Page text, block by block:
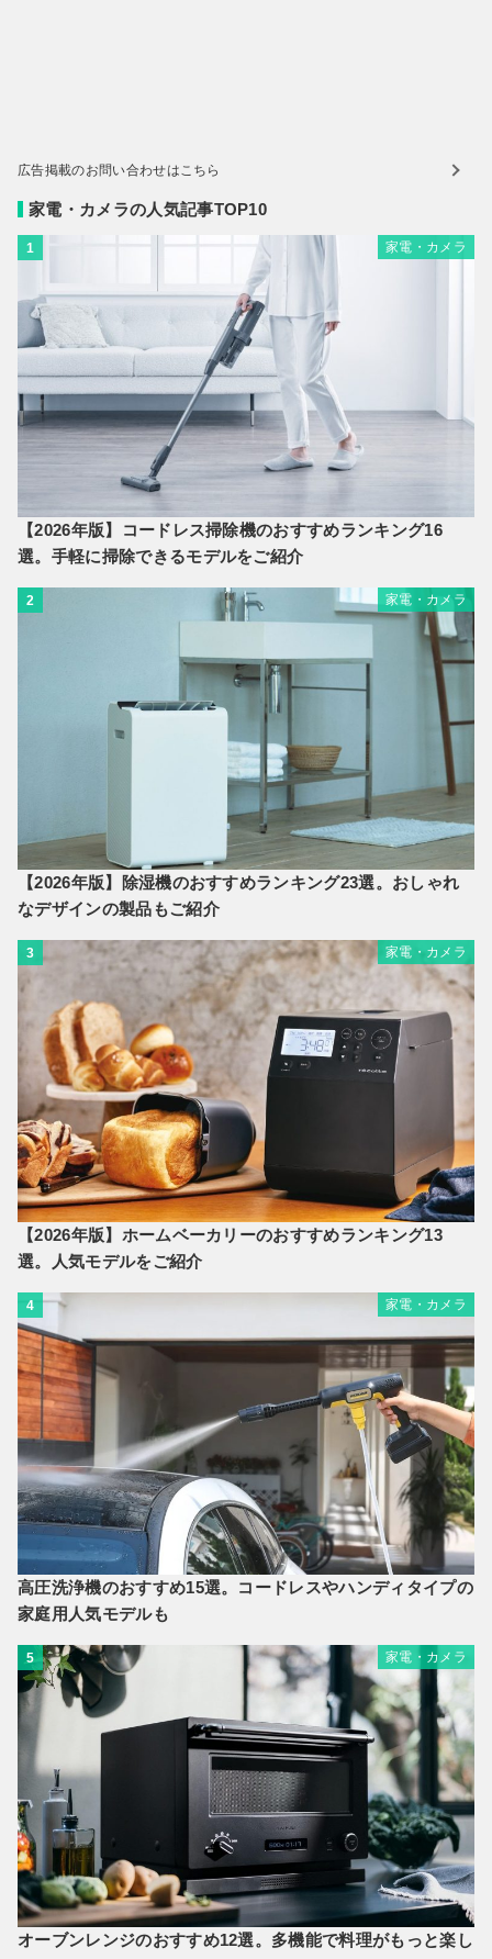
広告掲載のお問い合わせはこちら
家電・カメラの人気記事TOP10
1 家電・カメラ
【2026年版】コードレス掃除機のおすすめランキング16
選。手軽に掃除できるモデルをご紹介
2 家電・カメラ
【2026年版】除湿機のおすすめランキング23選。おしゃれ
なデザインの製品もご紹介
3 家電・カメラ
【2026年版】ホームベーカリーのおすすめランキング13
選。人気モデルをご紹介
4 家電・カメラ
高圧洗浄機のおすすめ15選。コードレスやハンディタイプの
家庭用人気モデルも
5 家電・カメラ
オーブンレンジのおすすめ12選。多機能で料理がもっと楽し